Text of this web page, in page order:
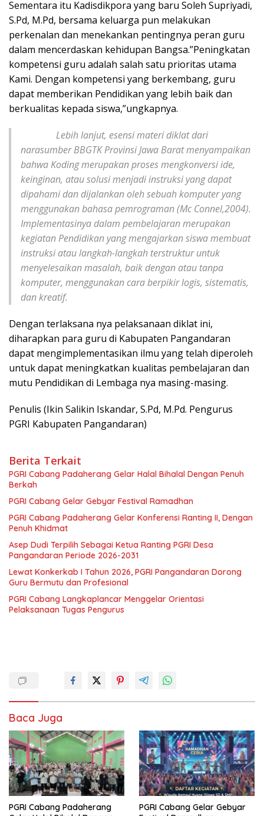
Sementara itu Kadisdikpora yang baru Soleh Supriyadi,
S.Pd, M.Pd, bersama keluarga pun melakukan
perkenalan dan menekankan pentingnya peran guru
dalam mencerdaskan kehidupan Bangsa.”Peningkatan
kompetensi guru adalah salah satu prioritas utama
Kami. Dengan kompetensi yang berkembang, guru
dapat memberikan Pendidikan yang lebih baik dan
berkualitas kepada siswa,”ungkapnya.
Lebih lanjut, esensi materi diklat dari
narasumber BBGTK Provinsi Jawa Barat menyampaikan
bahwa Koding merupakan proses mengkonversi ide,
keinginan, atau solusi menjadi instruksi yang dapat
dipahami dan dijalankan oleh sebuah komputer yang
menggunakan bahasa pemrograman (Mc Connel,2004).
Implementasinya dalam pembelajaran merupakan
kegiatan Pendidikan yang mengajarkan siswa membuat
instruksi atau langkah-langkah terstruktur untuk
menyelesaikan masalah, baik dengan atau tanpa
komputer, menggunakan cara berpikir logis, sistematis,
dan kreatif.
Dengan terlaksana nya pelaksanaan diklat ini,
diharapkan para guru di Kabupaten Pangandaran
dapat mengimplementasikan ilmu yang telah diperoleh
untuk dapat meningkatkan kualitas pembelajaran dan
mutu Pendidikan di Lembaga nya masing-masing.
Penulis (Ikin Salikin Iskandar, S.Pd, M.Pd. Pengurus
PGRI Kabupaten Pangandaran)
Berita Terkait
PGRI Cabang Padaherang Gelar Halal Bihalal Dengan Penuh
Berkah
PGRI Cabang Gelar Gebyar Festival Ramadhan
PGRI Cabang Padaherang Gelar Konferensi Ranting II, Dengan
Penuh Khidmat
Asep Dudi Terpilih Sebagai Ketua Ranting PGRI Desa
Pangandaran Periode 2026-2031
Lewat Konkerkab I Tahun 2026, PGRI Pangandaran Dorong
Guru Bermutu dan Profesional
PGRI Cabang Langkaplancar Menggelar Orientasi
Pelaksanaan Tugas Pengurus
Baca Juga
PGRI Cabang Padaherang
PGRI Cabang Gelar Gebyar